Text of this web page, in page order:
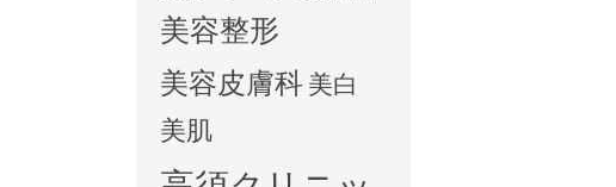
美容整形
美容皮膚科 美白
美肌